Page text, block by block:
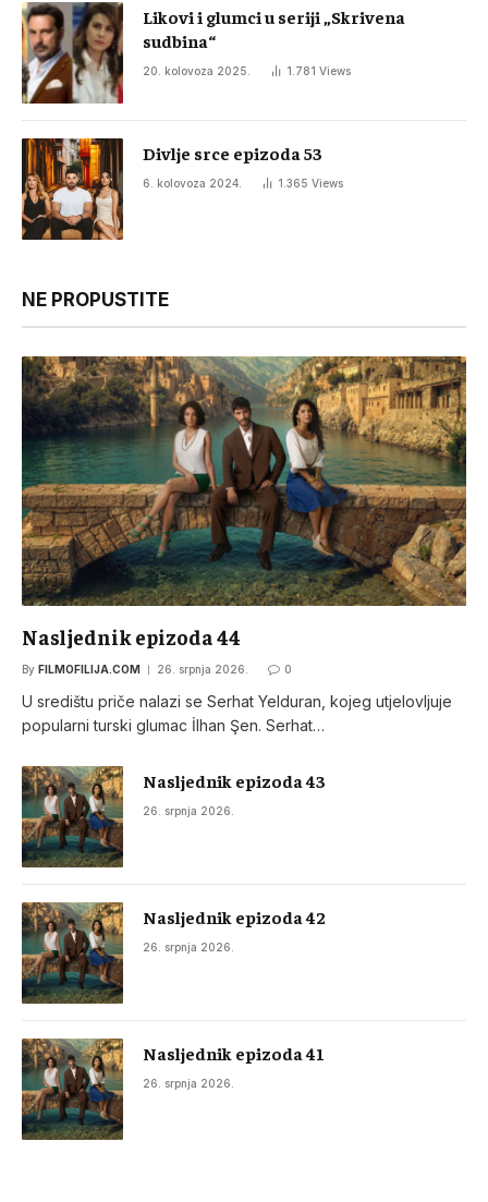
Likovi i glumci u seriji „Skrivena
sudbina“
20. kolovoza 2025. 1.781 Views
Divlje srce epizoda 53
6. kolovoza 2024. 1.365 Views
NE PROPUSTITE
Nasljednik epizoda 44
By FILMOFILIJA.COM 26. srpnja 2026. 0
U središtu priče nalazi se Serhat Yelduran, kojeg utjelovljuje
popularni turski glumac İlhan Şen. Serhat…
Nasljednik epizoda 43
26. srpnja 2026.
Nasljednik epizoda 42
26. srpnja 2026.
Nasljednik epizoda 41
26. srpnja 2026.